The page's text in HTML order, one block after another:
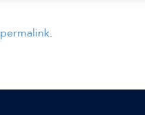
permalink.